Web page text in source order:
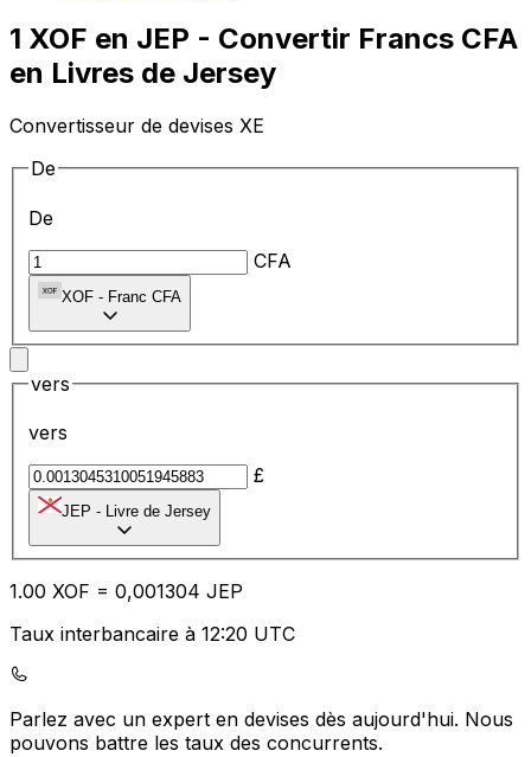
1 XOF en JEP - Convertir Francs CFA
en Livres de Jersey
Convertisseur de devises XE
De
De
CFA
XOF - Franc CFA
vers
vers
£
JEP - Livre de Jersey
1.00 XOF = 0,001304 JEP
Taux interbancaire à 12:20 UTC
Parlez avec un expert en devises dès aujourd'hui. Nous
pouvons battre les taux des concurrents.